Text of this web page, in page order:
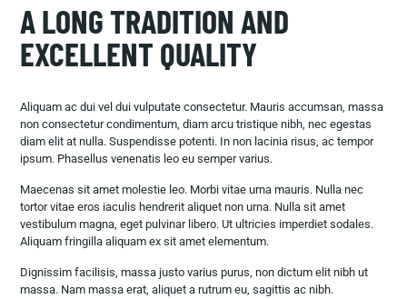
A LONG TRADITION AND
EXCELLENT QUALITY
Aliquam ac dui vel dui vulputate consectetur. Mauris accumsan, massa
non consectetur condimentum, diam arcu tristique nibh, nec egestas
diam elit at nulla. Suspendisse potenti. In non lacinia risus, ac tempor
ipsum. Phasellus venenatis leo eu semper varius.
Maecenas sit amet molestie leo. Morbi vitae urna mauris. Nulla nec
tortor vitae eros iaculis hendrerit aliquet non urna. Nulla sit amet
vestibulum magna, eget pulvinar libero. Ut ultricies imperdiet sodales.
Aliquam fringilla aliquam ex sit amet elementum.
Dignissim facilisis, massa justo varius purus, non dictum elit nibh ut
massa. Nam massa erat, aliquet a rutrum eu, sagittis ac nibh.